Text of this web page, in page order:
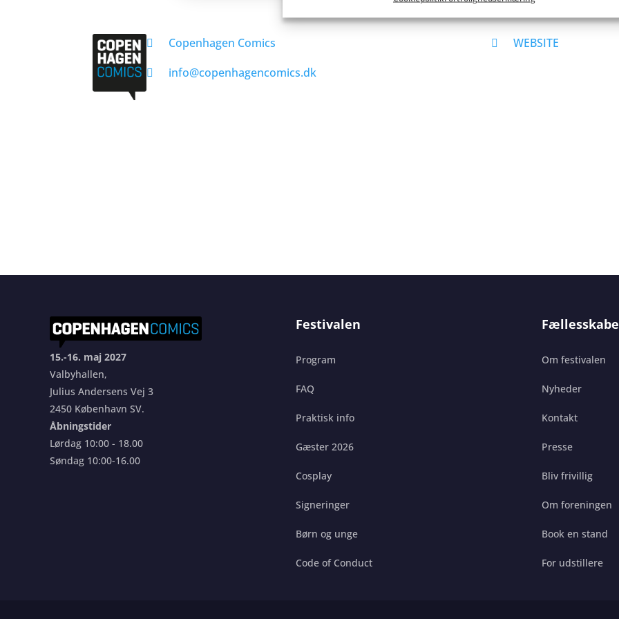
Copenhagen Comics
info@copenhagencomics.dk
WEBSITE
15.-16. maj 2027
Valbyhallen,
Julius Andersens Vej 3
2450 København SV.
Åbningstider
Lørdag 10:00 - 18.00
Søndag 10:00-16.00
Festivalen
Program
FAQ
Praktisk info
Gæster 2026
Cosplay
Signeringer
Børn og unge
Code of Conduct
Om festivalen
Nyheder
Kontakt
Presse
Bliv frivillig
Om foreningen
Book en stand
For udstillere